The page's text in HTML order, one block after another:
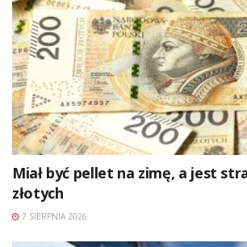
Miał być pellet na zimę, a jest
złotych
7 SIERPNIA 2026